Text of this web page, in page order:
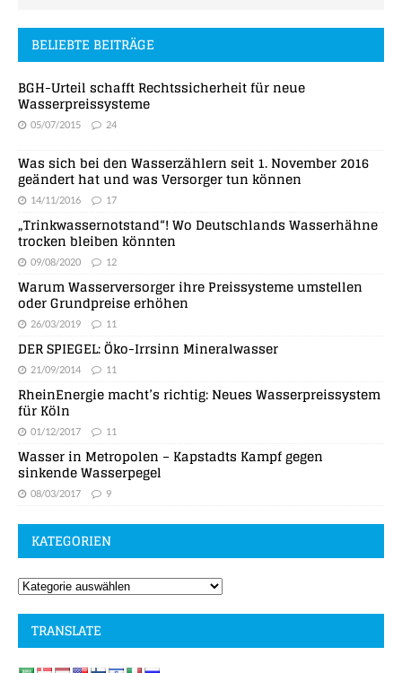
BELIEBTE BEITRÄGE
BGH-Urteil schafft Rechtssicherheit für neue
Wasserpreissysteme
05/07/2015 24
Was sich bei den Wasserzählern seit 1. November 2016
geändert hat und was Versorger tun können
14/11/2016 17
„Trinkwassernotstand“! Wo Deutschlands Wasserhähne
trocken bleiben könnten
09/08/2020 12
Warum Wasserversorger ihre Preissysteme umstellen
oder Grundpreise erhöhen
26/03/2019 11
DER SPIEGEL: Öko-Irrsinn Mineralwasser
21/09/2014 11
RheinEnergie macht’s richtig: Neues Wasserpreissystem
für Köln
01/12/2017 11
Wasser in Metropolen – Kapstadts Kampf gegen
sinkende Wasserpegel
08/03/2017 9
KATEGORIEN
TRANSLATE